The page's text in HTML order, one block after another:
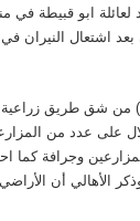
ابو قبيطة في
اشتعال النيران
قوات الاحتلال الإسرائيلي المزارع أحمد أمين نجاجرة (60
على عدد من
وجرافة كما
الأهالي أن